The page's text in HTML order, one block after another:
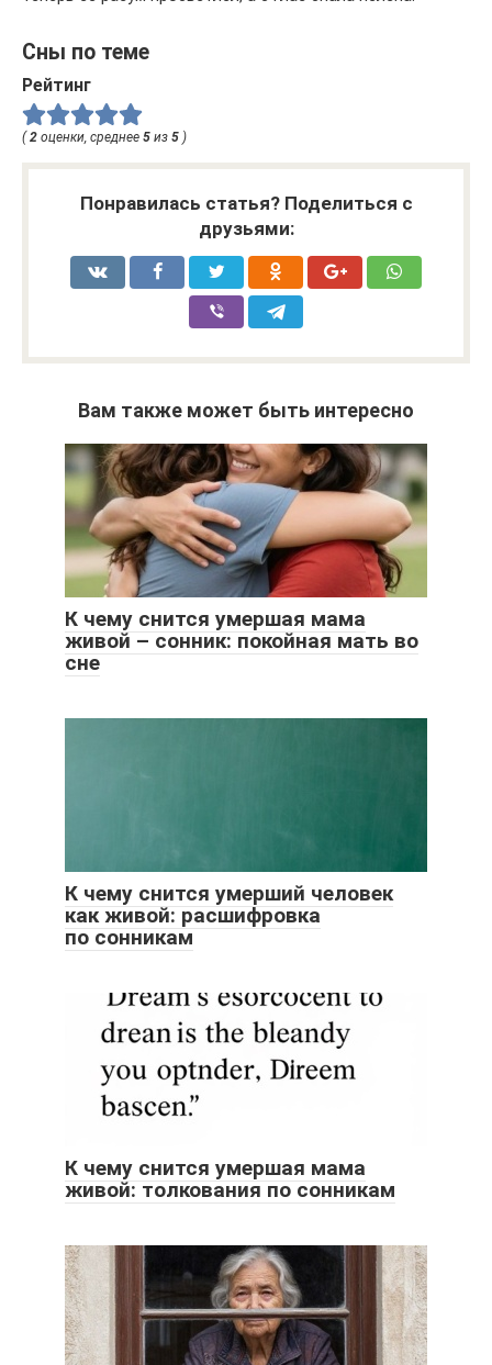
Сны по теме
Рейтинг
( 2 оценки, среднее 5 из 5 )
Понравилась статья? Поделиться с
друзьями:
Вам также может быть интересно
К чему снится умершая мама
живой – сонник: покойная мать во
сне
К чему снится умерший человек
как живой: расшифровка
по сонникам
К чему снится умершая мама
живой: толкования по сонникам